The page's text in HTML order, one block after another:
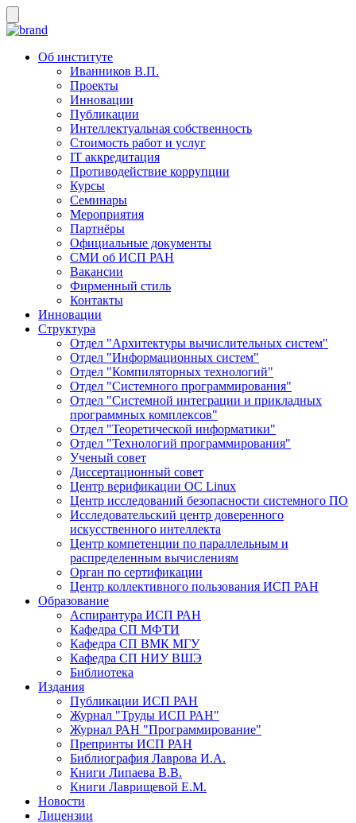
Об институте
Иванников В.П.
Проекты
Инновации
Публикации
Интеллектуальная собственность
Стоимость работ и услуг
IT аккредитация
Противодействие коррупции
Курсы
Семинары
Мероприятия
Партнёры
Официальные документы
СМИ об ИСП РАН
Вакансии
Фирменный стиль
Контакты
Инновации
Структура
Отдел "Архитектуры вычислительных систем"
Отдел "Информационных систем"
Отдел "Компиляторных технологий"
Отдел "Системного программирования"
Отдел "Системной интеграции и прикладных
программных комплексов"
Отдел "Теоретической информатики"
Отдел "Технологий программирования"
Ученый совет
Диссертационный совет
Центр верификации ОС Linux
Центр исследований безопасности системного ПО
Исследовательский центр доверенного
искусственного интеллекта
Центр компетенции по параллельным и
распределенным вычислениям
Орган по сертификации
Центр коллективного пользования ИСП РАН
Образование
Аспирантура ИСП РАН
Кафедра СП МФТИ
Кафедра СП ВМК МГУ
Кафедра СП НИУ ВШЭ
Библиотека
Издания
Публикации ИСП РАН
Журнал "Труды ИСП РАН"
Журнал РАН "Программирование"
Препринты ИСП РАН
Библиография Лаврова И.А.
Книги Липаева В.В.
Книги Лаврищевой Е.М.
Новости
Лицензии